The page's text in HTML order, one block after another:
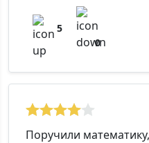
5
0
Поручили